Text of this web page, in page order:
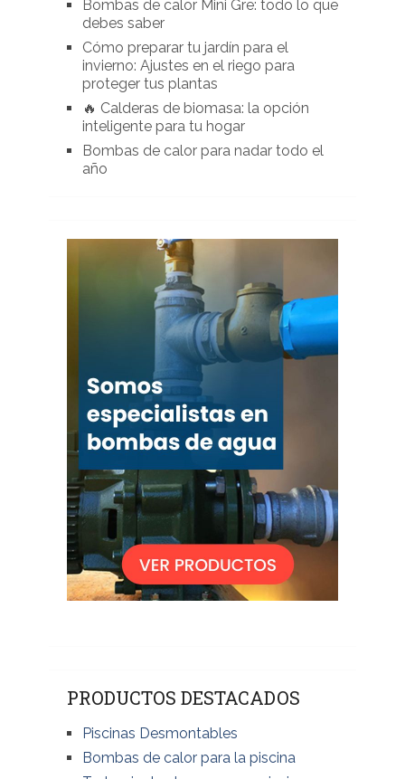
Bombas de calor Mini Gre: todo lo que
debes saber
Cómo preparar tu jardín para el
invierno: Ajustes en el riego para
proteger tus plantas
🔥 Calderas de biomasa: la opción
inteligente para tu hogar
Bombas de calor para nadar todo el
año
PRODUCTOS DESTACADOS
Piscinas Desmontables
Bombas de calor para la piscina